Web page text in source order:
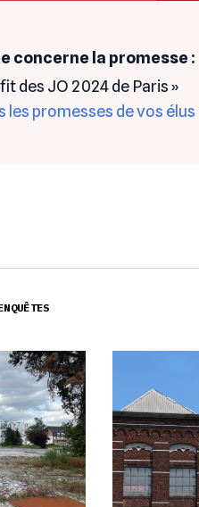
concerne la promesse :
des JO 2024 de Paris »
les promesses de vos élus